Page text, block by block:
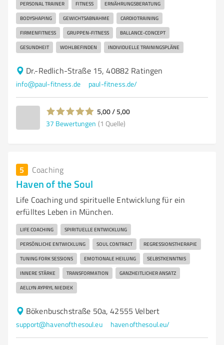
PERSONAL TRAINER FITNESS ERNÄHRUNGSBERATUNG
BODYSHAPING GEWICHTSABNAHME CARDIOTRAINING
FIRMENFITNESS GRUPPEN-FITNESS BALLANCE-CONCEPT
GESUNDHEIT WOHLBEFINDEN INDIVIDUELLE TRAININGSPLÄNE
Dr.-Redlich-Straße 15, 40882 Ratingen
info@paul-fitness.de paul-fitness.de/
5,00 / 5,00
37 Bewertungen (1 Quelle)
5 Coaching
Haven of the Soul
Life Coaching und spirituelle Entwicklung für ein
erfülltes Leben in München.
LIFE COACHING SPIRITUELLE ENTWICKLUNG
PERSÖNLICHE ENTWICKLUNG SOUL CONTRACT REGRESSIONSTHERAPIE
TUNING FORK SESSIONS EMOTIONALE HEILUNG SELBSTKENNTNIS
INNERE STÄRKE TRANSFORMATION GANZHEITLICHER ANSATZ
AELLYN AYPRYL NIEDIEK
Bökenbuschstraße 50a, 42555 Velbert
support@havenofthesoul.eu havenofthesoul.eu/